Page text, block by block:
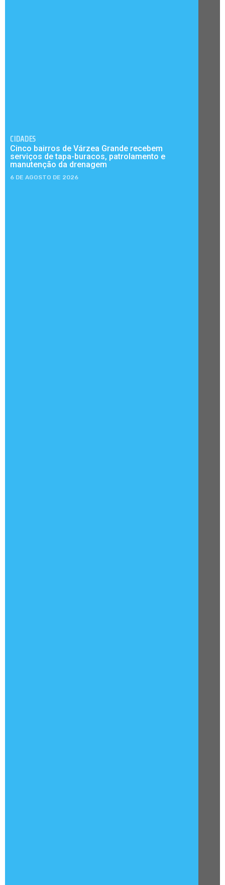
CIDADES
Cinco bairros de Várzea Grande recebem
serviços de tapa-buracos, patrolamento e
manutenção da drenagem
6 DE AGOSTO DE 2026